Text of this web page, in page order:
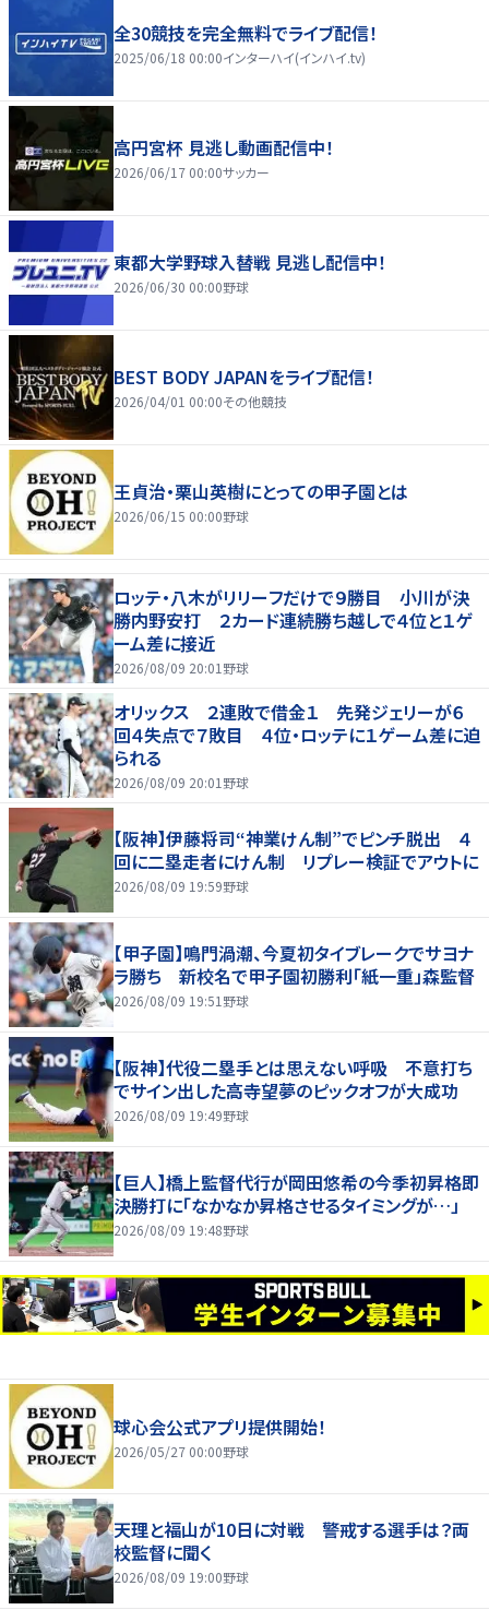
全30競技を完全無料でライブ配信！
2025/06/18 00:00インターハイ(インハイ.tv)
高円宮杯 見逃し動画配信中！
2026/06/17 00:00サッカー
東都大学野球入替戦 見逃し配信中！
2026/06/30 00:00野球
BEST BODY JAPANをライブ配信！
2026/04/01 00:00その他競技
王貞治・栗山英樹にとっての甲子園とは
2026/06/15 00:00野球
ロッテ・八木がリリーフだけで９勝目 小川が決
勝内野安打 ２カード連続勝ち越しで４位と１ゲ
ーム差に接近
2026/08/09 20:01 野球
オリックス ２連敗で借金１ 先発ジェリーが６
回４失点で７敗目 ４位・ロッテに１ゲーム差に迫
られる
2026/08/09 20:01 野球
【阪神】伊藤将司“神業けん制”でピンチ脱出 ４
回に二塁走者にけん制 リプレー検証でアウトに
2026/08/09 19:59野球
【甲子園】鳴門渦潮、今夏初タイブレークでサヨナ
ラ勝ち 新校名で甲子園初勝利「紙一重」森監督
2026/08/09 19:51 野球
【阪神】代役二塁手とは思えない呼吸 不意打ち
でサイン出した高寺望夢のピックオフが大成功
2026/08/09 19:49野球
【巨人】橋上監督代行が岡田悠希の今季初昇格即
決勝打に「なかなか昇格させるタイミングが…」
2026/08/09 19:48野球
球心会公式アプリ提供開始！
2026/05/27 00:00野球
天理と福山が10日に対戦 警戒する選手は？両
校監督に聞く
2026/08/09 19:00野球